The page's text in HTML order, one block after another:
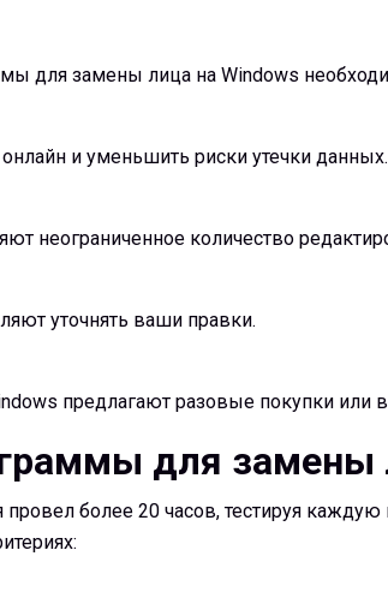
для замены лица на Windows
и уменьшить риски утечки данных.
неограниченное количество
уточнять ваши правки.
предлагают разовые покупки или
для замены
более 20 часов, тестируя